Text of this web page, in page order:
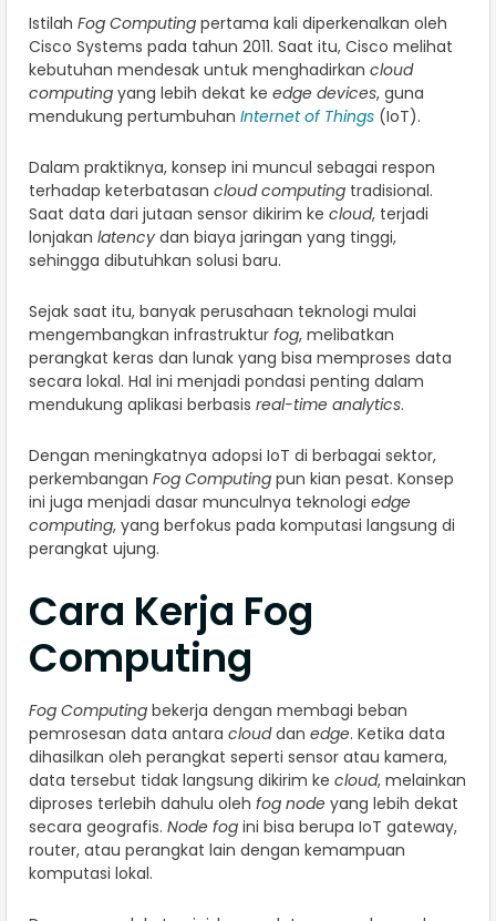
Istilah Fog Computing pertama kali diperkenalkan oleh
Cisco Systems pada tahun 2011. Saat itu, Cisco melihat
kebutuhan mendesak untuk menghadirkan cloud
computing yang lebih dekat ke edge devices, guna
mendukung pertumbuhan Internet of Things (IoT).
Dalam praktiknya, konsep ini muncul sebagai respon
terhadap keterbatasan cloud computing tradisional.
Saat data dari jutaan sensor dikirim ke cloud, terjadi
lonjakan latency dan biaya jaringan yang tinggi,
sehingga dibutuhkan solusi baru.
Sejak saat itu, banyak perusahaan teknologi mulai
mengembangkan infrastruktur fog, melibatkan
perangkat keras dan lunak yang bisa memproses data
secara lokal. Hal ini menjadi pondasi penting dalam
mendukung aplikasi berbasis real-time analytics.
Dengan meningkatnya adopsi IoT di berbagai sektor,
perkembangan Fog Computing pun kian pesat. Konsep
ini juga menjadi dasar munculnya teknologi edge
computing, yang berfokus pada komputasi langsung di
perangkat ujung.
Cara Kerja Fog
Computing
Fog Computing bekerja dengan membagi beban
pemrosesan data antara clouddan edge. Ketika data
dihasilkan oleh perangkat seperti sensor atau kamera,
data tersebut tidak langsung dikirim ke cloud, melainkan
diproses terlebih dahulu oleh fog node yang lebih dekat
secara geografis. Node fog ini bisa berupa IoT gateway,
router, atau perangkat lain dengan kemampuan
komputasi lokal.